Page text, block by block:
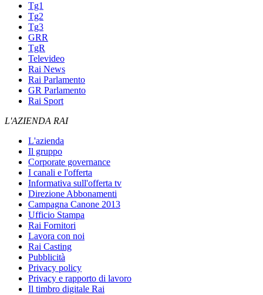
Tg1
Tg2
Tg3
GRR
TgR
Televideo
Rai News
Rai Parlamento
GR Parlamento
Rai Sport
L'AZIENDA RAI
L'azienda
Il gruppo
Corporate governance
I canali e l'offerta
Informativa sull'offerta tv
Direzione Abbonamenti
Campagna Canone 2013
Ufficio Stampa
Rai Fornitori
Lavora con noi
Rai Casting
Pubblicità
Privacy policy
Privacy e rapporto di lavoro
Il timbro digitale Rai